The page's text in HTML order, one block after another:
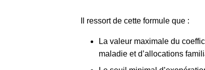
Il ressort de cette formule que :
La valeur maximale du
maladie et d’allocations